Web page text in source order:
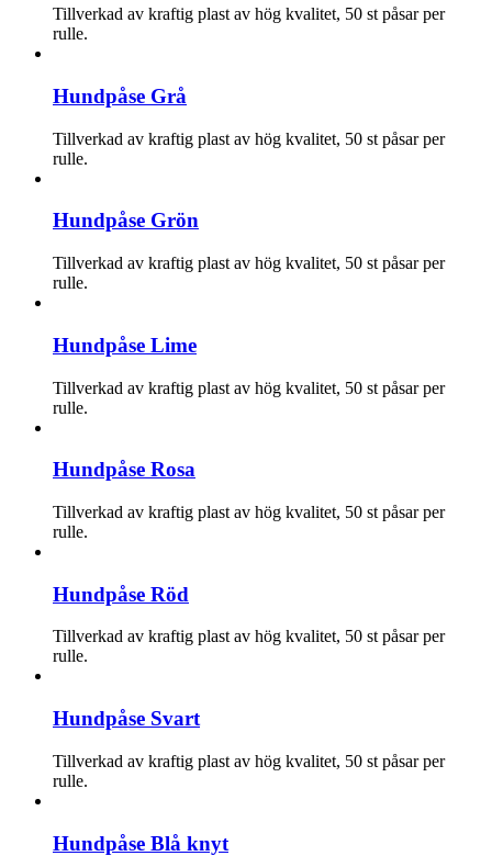
Tillverkad av kraftig plast av hög kvalitet, 50 st påsar per
rulle.
Hundpåse Grå
Tillverkad av kraftig plast av hög kvalitet, 50 st påsar per
rulle.
Hundpåse Grön
Tillverkad av kraftig plast av hög kvalitet, 50 st påsar per
rulle.
Hundpåse Lime
Tillverkad av kraftig plast av hög kvalitet, 50 st påsar per
rulle.
Hundpåse Rosa
Tillverkad av kraftig plast av hög kvalitet, 50 st påsar per
rulle.
Hundpåse Röd
Tillverkad av kraftig plast av hög kvalitet, 50 st påsar per
rulle.
Hundpåse Svart
Tillverkad av kraftig plast av hög kvalitet, 50 st påsar per
rulle.
Hundpåse Blå knyt